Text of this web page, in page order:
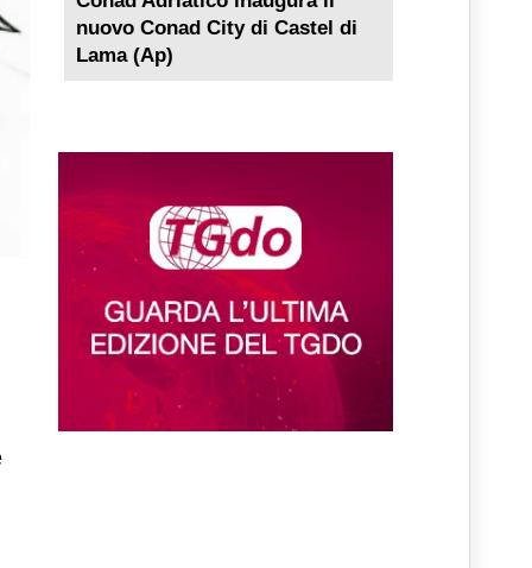
nuovo Conad City di Castel di
Lama (Ap)